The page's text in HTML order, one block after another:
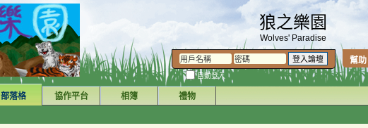
狼之樂園
Wolves' Paradise
幫助
自動登入
部落格 協作平台 相簿 禮物